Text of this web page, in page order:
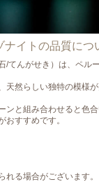
ナイトの品質につ
/てんがせき）は、ペル
天然らしい独特の模様が
ンと組み合わせると色
おすすめです。
れる場合がございます。